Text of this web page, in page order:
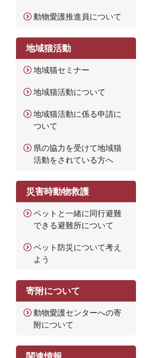
動物愛護推進員について
地域猫活動
地域猫セミナー
地域猫活動について
地域猫活動に係る申請に
ついて
県の協力を受けて地域猫
活動をされている方へ
災害時動物救護
ペットと一緒に同行避難
できる避難所について
ペット防災について考え
よう
寄附について
動物愛護センターへの寄
附について